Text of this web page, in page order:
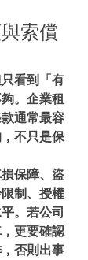
索償
看到「有
。企業租
通常最容
不只是保
保障、盜
制、授權
。若公司
更要確認
否則出事